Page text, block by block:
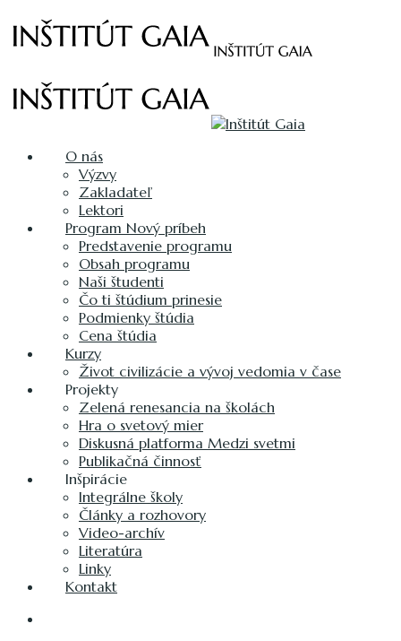
O nás
Výzvy
Zakladateľ
Lektori
Program Nový príbeh
Predstavenie programu
Obsah programu
Naši študenti
Čo ti štúdium prinesie
Podmienky štúdia
Cena štúdia
Kurzy
Život civilizácie a vývoj vedomia v čase
Projekty
Zelená renesancia na školách
Hra o svetový mier
Diskusná platforma Medzi svetmi
Publikačná činnosť
Inšpirácie
Integrálne školy
Články a rozhovory
Video-archív
Literatúra
Linky
Kontakt